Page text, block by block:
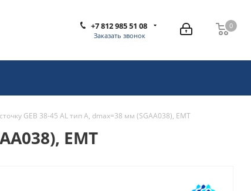
0
0
+7 812 985 51 08
Заказать звонок
GEB 38-45 AL тип A, dmax=38 мм (SGAA038), EMT
EMT